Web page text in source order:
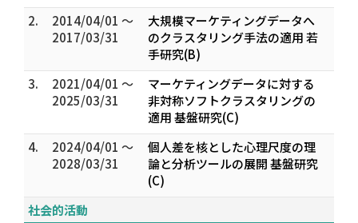
2.
2014/04/01 ～
2017/03/31
大規模マーケティングデータへ
のクラスタリング手法の適用 若
手研究(B)
3.
2021/04/01 ～
2025/03/31
マーケティングデータに対する
非対称ソフトクラスタリングの
適用 基盤研究(C)
4.
2024/04/01 ～
2028/03/31
個人差を核とした心理尺度の理
論と分析ツールの展開 基盤研究
(C)
社会的活動